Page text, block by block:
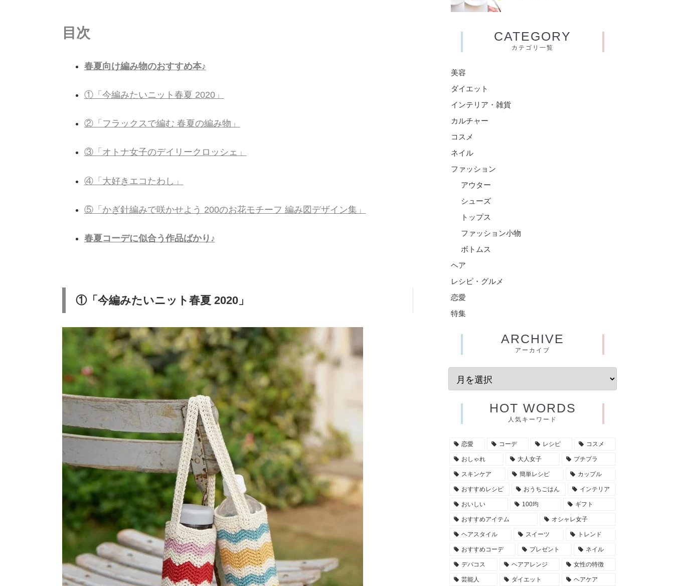
目次
春夏向け編み物のおすすめ本♪
①「今編みたいニット春夏 2020」
②「フラックスで編む 春夏の編み物」
③「オトナ女子のデイリークロッシェ」
④「大好きエコたわし」
⑤「かぎ針編みで咲かせよう 200のお花モチーフ 編み図デザイン集」
春夏コーデに似合う作品ばかり♪
①「今編みたいニット春夏 2020」
CATEGORY
カテゴリ一覧
美容
ダイエット
インテリア・雑貨
カルチャー
コスメ
ネイル
ファッション
アウター
シューズ
トップス
ファッション小物
ボトムス
ヘア
レシピ・グルメ
恋愛
特集
ARCHIVE
アーカイブ
HOT WORDS
人気キーワード
恋愛 コーデ レシピ コスメ
おしゃれ 大人女子 プチプラ
スキンケア 簡単レシピ カップル
おすすめレシピ おうちごはん インテリア
おいしい 100均 ギフト
おすすめアイテム オシャレ女子
ヘアスタイル スイーツ トレンド
おすすめコーデ プレゼント ネイル
デパコス ヘアアレンジ 女性の特徴
芸能人 ダイエット ヘアケア